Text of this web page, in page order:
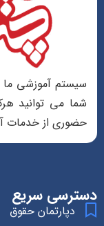
سیستم آموزشی
شما می توانید
حضوری از خدمات
دسترسی سریع
دپارتمان حقوق